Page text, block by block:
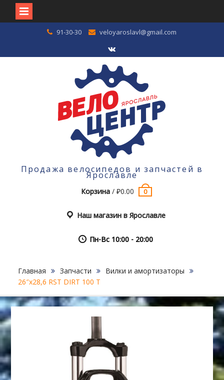
91-30-30 veloyaroslavl@gmail.com
VK
Продажа велосипедов и запчастей в
Ярославле
Корзина /₽0.00 0
Наш магазин в Ярославле
Пн-Вс 10:00 - 20:00
Главная Запчасти
Вилки и амортизаторы
26″х28,6 RST DIRT 100 T